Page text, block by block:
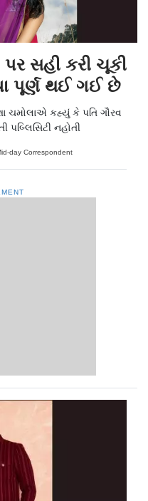
પર સહી કરી ચૂકી
પૂર્ણ થઈ ગઈ છે
ચમોલાએ કહ્યું કે પતિ ગૌરવ
પબ્લિસિટી નહોતી
day Correspondent